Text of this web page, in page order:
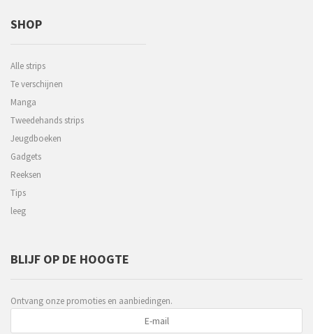
SHOP
Alle strips
Te verschijnen
Manga
Tweedehands strips
Jeugdboeken
Gadgets
Reeksen
Tips
leeg
BLIJF OP DE HOOGTE
Ontvang onze promoties en aanbiedingen.